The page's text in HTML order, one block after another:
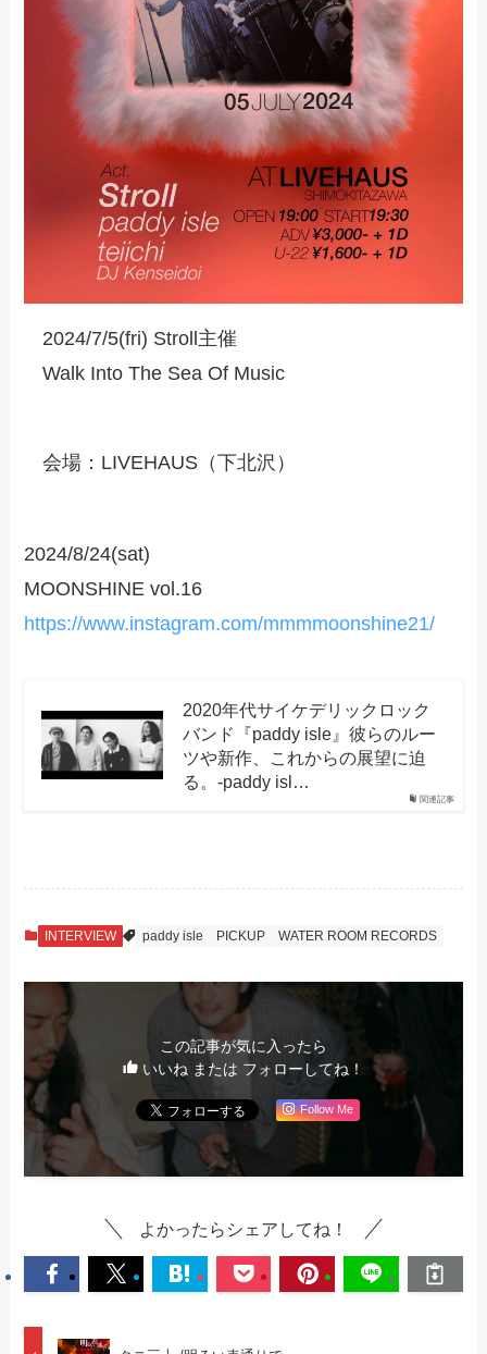
2024/7/5(fri) Stroll主催
Walk Into The Sea Of Music
会場：LIVEHAUS（下北沢）
2024/8/24(sat)
MOONSHINE vol.16
https://www.instagram.com/mmmmoonshine21/
関連記事
2020年代サイケデリックロック
バンド『paddy isle』彼らのルー
ツや新作、これからの展望に迫
る。-paddy isl…
INTERVIEW paddy isle PICKUP WATER ROOM RECORDS
この記事が気に入ったら
いいね または フォローしてね！
Follow Me
よかったらシェアしてね！